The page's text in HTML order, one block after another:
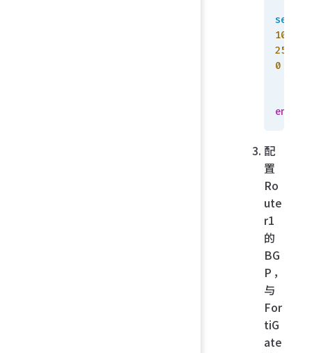
set
0
end
配
置
Ro
ute
r1
的
BG
P，
与
For
tiG
ate